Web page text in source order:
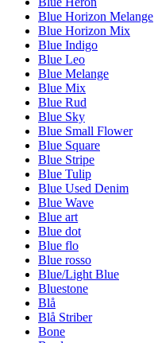
Blue Horizon Melange
Blue Horizon Mix
Blue Indigo
Blue Leo
Blue Melange
Blue Mix
Blue Rud
Blue Sky
Blue Small Flower
Blue Square
Blue Stripe
Blue Tulip
Blue Used Denim
Blue Wave
Blue art
Blue dot
Blue flo
Blue rosso
Blue/Light Blue
Bluestone
Blå
Blå Striber
Bone